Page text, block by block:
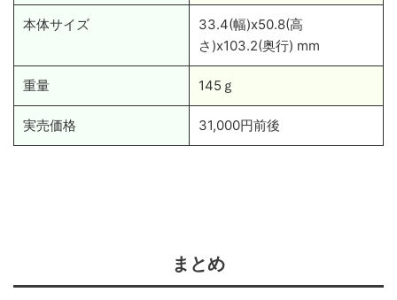
本体サイズ
33.4(幅)x50.8(高
さ)x103.2(奥行) mm
重量 145ｇ
実売価格 31,000円前後
まとめ